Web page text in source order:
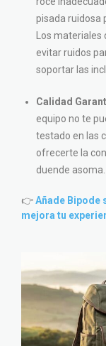
pisada ruidosa
Los materiales
evitar ruidos
soportar las
Calidad
equipo no te
testado en las
ofrecerte la
duende asoma.
👉Añade Bipode
mejora tu